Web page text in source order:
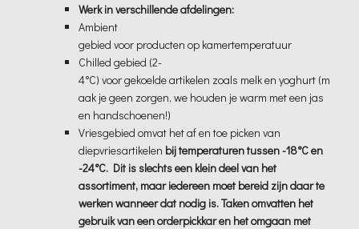
Werk in verschillende afdelingen:
Ambient
gebied voor producten op kamertemperatuur
Chilled gebied (2-
4°C) voor gekoelde artikelen zoals melk en yoghurt (m
aak je geen zorgen, we houden je warm met een jas
en handschoenen!)
Vriesgebied omvat het af en toe picken van
diepvriesartikelen bij temperaturen tussen -18°C en
-24°C. Dit is slechts een klein deel van het
assortiment, maar iedereen moet bereid zijn daar te
werken wanneer dat nodig is. Taken omvatten het
gebruik van een orderpickkar en het omgaan met